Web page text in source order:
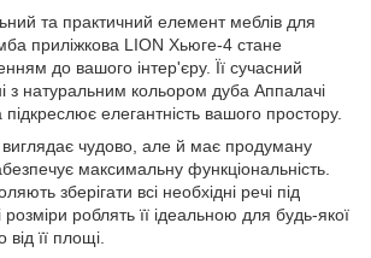
та практичний елемент меблів для
приліжкова LION Хьюге-4 стане
до вашого інтер'єру. Її сучасний
з натуральним кольором дуба Аппалачі
підкреслює елегантність вашого простору.
чудово, але й має продуману
максимальну функціональність.
зберігати всі необхідні речі під
роблять її ідеальною для будь-якої
її площі.